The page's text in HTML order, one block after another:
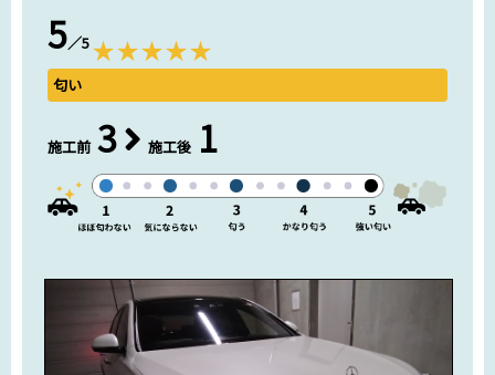
5／5
匂い
施工前 3 施工後 1